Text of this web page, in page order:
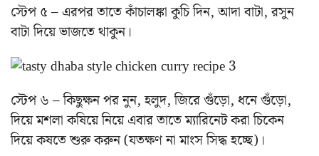
স্টেপ ৫ – এরপর তাতে কাঁচালঙ্কা কুচি দিন, আদা বাটা, রসুন
বাটা দিয়ে ভাজতে থাকুন।
স্টেপ ৬ – কিছুক্ষন পর নুন, হলুদ, জিরে গুঁড়ো, ধনে গুঁড়ো,
দিয়ে মশলা কষিয়ে নিয়ে এবার তাতে ম্যারিনেট করা চিকেন
দিয়ে কষতে শুরু করুন (যতক্ষণ না মাংস সিদ্ধ হচ্ছে)।